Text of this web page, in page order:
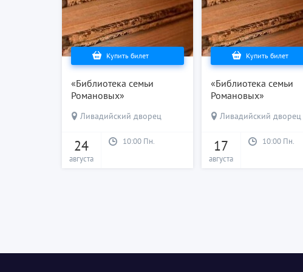
«Библиотека семьи
Романовых»
Ливадийский дворец
24
августа
10:00 Пн.
Купить билет
«Библиотека семьи
Романовых»
Ливадийский дворец
17
августа
10:00 Пн.
Купить билет